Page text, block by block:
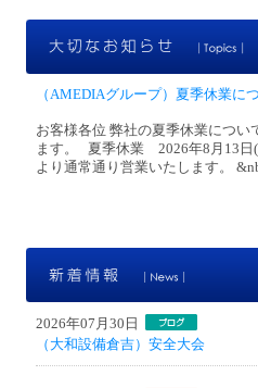
（AMEDIAグループ）夏季休業に
お客様各位 弊社の夏季休業につい
ます。 夏季休業 2026年8月13日(
より通常通り営業いたします。
2026年07月30日
（大和設備倉吉）安全大会